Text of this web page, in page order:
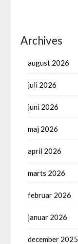
Archives
august 2026
juli 2026
juni 2026
maj 2026
april 2026
marts 2026
februar 2026
januar 2026
december 2025